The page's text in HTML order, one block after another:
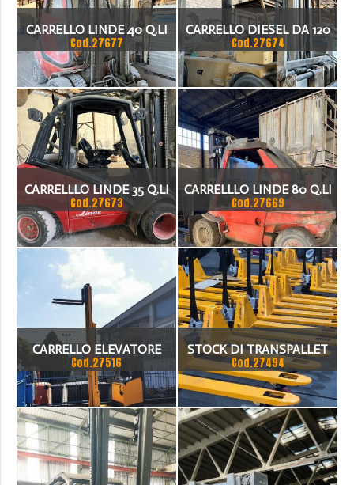
CARRELLO LINDE 40 Q.LI
Cod.27677
CARRELLO DIESEL DA 120
QLI
Cod.27674
CARRELLLO LINDE 35 Q.LI
Cod.27673
CARRELLLO LINDE 80 Q.LI
Cod.27669
CARRELLO ELEVATORE
RETRATTILE CON PORTATA
25 QL
Cod.27516
STOCK DI TRANSPALLET
NUOVI
Cod.27494